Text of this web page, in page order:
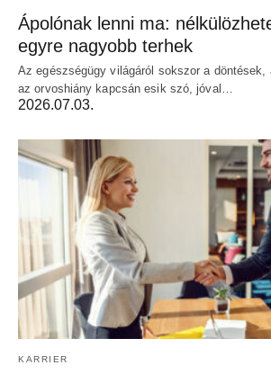
Ápolónak lenni ma:
egyre nagyobb terhek
Az egészségügy világáról sokszor a döntések,
az orvoshiány kapcsán esik szó, jóval…
2026.07.03.
KARRIER